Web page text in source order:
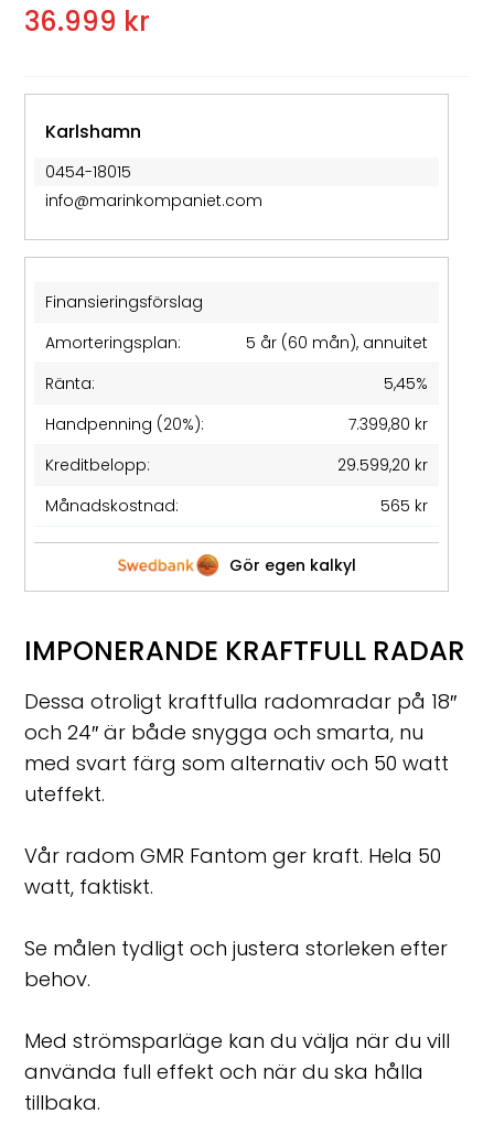
36.999 kr
Karlshamn
0454-18015
info@marinkompaniet.com
Finansieringsförslag
Amorteringsplan:
5 år (60 mån), annuitet
Ränta:
5,45%
Handpenning (20%):
7.399,80 kr
Kreditbelopp:
29.599,20 kr
Månadskostnad:
565 kr
Gör egen kalkyl
IMPONERANDE KRAFTFULL RADAR
Dessa otroligt kraftfulla radomradar på 18″
och 24″ är både snygga och smarta, nu
med svart färg som alternativ och 50 watt
uteffekt.
Vår radom GMR Fantom ger kraft. Hela 50
watt, faktiskt.
Se målen tydligt och justera storleken efter
behov.
Med strömsparläge kan du välja när du vill
använda full effekt och när du ska hålla
tillbaka.